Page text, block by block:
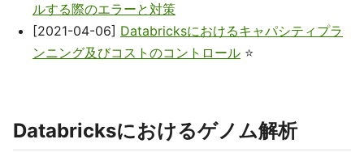
ルする際のエラーと対策
[2021-04-06] Databricksにおけるキャパシティプラ
ンニング及びコストのコントロール ⭐
Databricksにおけるゲノム解析